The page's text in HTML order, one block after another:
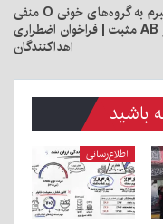
نیاز مبرم به گروه‌های خونی O منفی
و AB مثبت | فراخوان اضطراری
اهداکنندگان
اطلاع‌رسانی